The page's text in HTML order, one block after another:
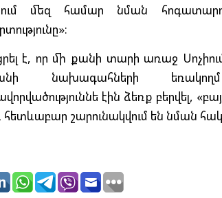
մեզ համար նման
է, որ մի քանի տարի առաջ
նախագահների
էին ձեռք բերվել,
հետևաբար շարունակվում են նման